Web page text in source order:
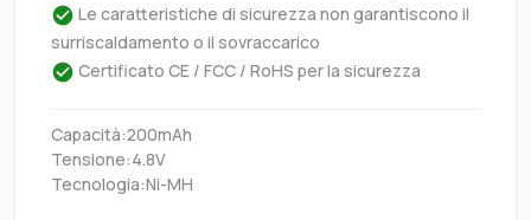
Le caratteristiche di sicurezza non garantiscono il
surriscaldamento o il sovraccarico
Certificato CE / FCC / RoHS per la sicurezza
Capacità:200mAh
Tensione:4.8V
Tecnologia:Ni-MH